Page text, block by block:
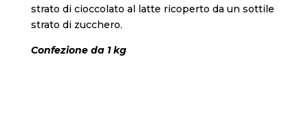
strato di cioccolato al latte ricoperto da un sottile
strato di zucchero.
Confezione da 1 kg